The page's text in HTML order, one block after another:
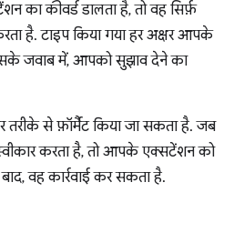
का कीवर्ड डालता है, तो वह सिर्फ़
है. टाइप किया गया हर अक्षर आपके
जवाब में, आपको सुझाव देने का
तरीके से फ़ॉर्मैट किया जा सकता है. जब
करता है, तो आपके एक्सटेंशन को
वह कार्रवाई कर सकता है.